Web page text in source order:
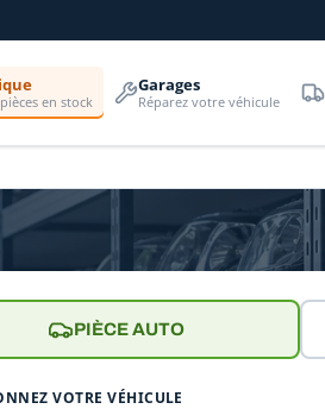
en stock
Garages
Réparez votre véhicule
PIÈCE AUTO
VOTRE VÉHICULE